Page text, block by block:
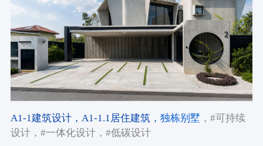
A1-1建筑设计，A1-1.1居住建筑，独栋别墅 ，#可持续
设计，#一体化设计，#低碳设计